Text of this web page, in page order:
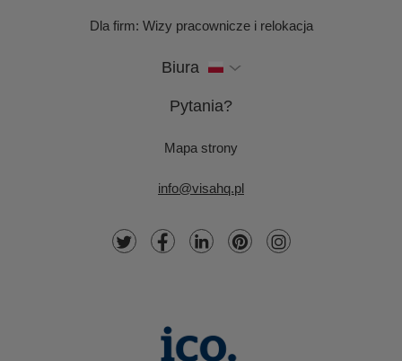
Dla firm: Wizy pracownicze i relokacja
Biura
Pytania?
Mapa strony
info@visahq.pl